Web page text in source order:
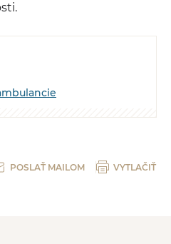
POSLAŤ MAILOM VYTLAČIŤ